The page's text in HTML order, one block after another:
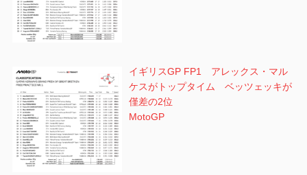
イギリスGP FP1 アレックス・マル
ケスがトップタイム ベッツェッキが
僅差の2位
MotoGP